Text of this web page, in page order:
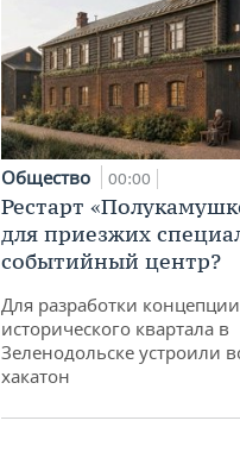
Общество 00:00
Рестарт
для приезжих
событийный центр?
Для разработки
исторического квартала в
Зеленодольске устроили
хакатон